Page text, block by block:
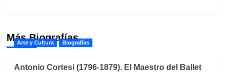
Más Biografías
Arte y Cultura Biografías
Antonio Cortesi (1796-1879). El Maestro del Ballet